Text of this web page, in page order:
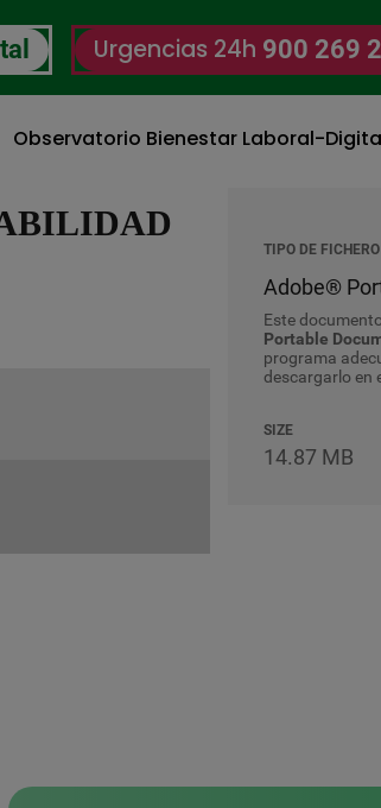
Urgencias 24h 900 269
Observatorio Bienestar Laboral-
TIPO DE FICHERO
Adobe®
Este
Portable
programa
descargarlo en
SIZE
14.87 MB